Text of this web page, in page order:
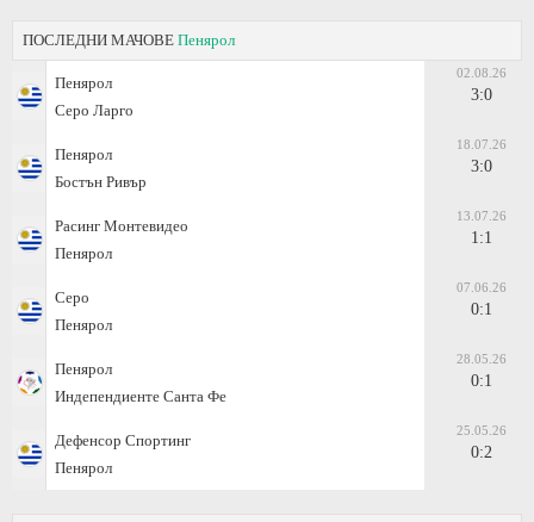
ПОСЛЕДНИ МАЧОВЕ Пенярол
Пенярол
Серо Ларго
02.08.26
3:0
Пенярол
Бостън Ривър
18.07.26
3:0
Расинг Монтевидео
Пенярол
13.07.26
1:1
Серо
Пенярол
07.06.26
0:1
Пенярол
Индепендиенте Санта Фе
28.05.26
0:1
Дефенсор Спортинг
Пенярол
25.05.26
0:2